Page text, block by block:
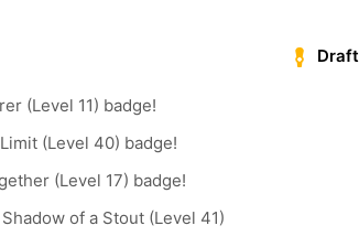
Draft
(Level 11) badge!
(Level 40) badge!
(Level 17) badge!
of a Stout (Level 41)